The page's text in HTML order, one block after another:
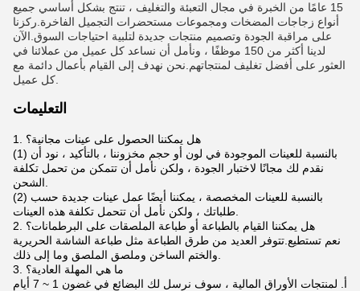
15 عامًا من الخبرة في مجال التعبئة والتغليف ، تنتج بشكل أساسي جميع
أنواع زجاجات المضخات ومجموعات مستحضرات التجميل الفاخرة.ركزنا
على مراقبة الجودة وتصميم منتجات جديدة لتلبية احتياجات السوق.الآن
لدينا أكثر من 150 موظفًا ، ونأمل أن نساعد كل عميل من عملائنا في
العثور على أفضل تغليف لمنتجاتهم.نحن نهدف إلى القيام بأعمال دائمة مع
التعليمات
1. هل يمكننا الحصول على عينات مجانية؟
(1) بالنسبة للعينات الموجودة في لون أو حجم مخزوننا ، بالتأكيد ، نود أن
نقدم لك مجانًا لاختبار الجودة ، ولكن نأمل أن تتمكن من تحمل تكلفة
(2) بالنسبة للعينات المخصصة ، يمكننا أيضًا عمل عينات جديدة حسب
2. هل يمكننا القيام بالطباعة أو طباعة الملصقات على البرطمانات؟
نعم تستطيع.تتوفر العديد من طرق الطباعة مثل طباعة الشاشة الحريرية
3. ما هي المهلة العادية؟
أ. لمنتجات الأوراق المالية ، سوف نرسل لك البضائع في غضون 1 ~ 7 أيام